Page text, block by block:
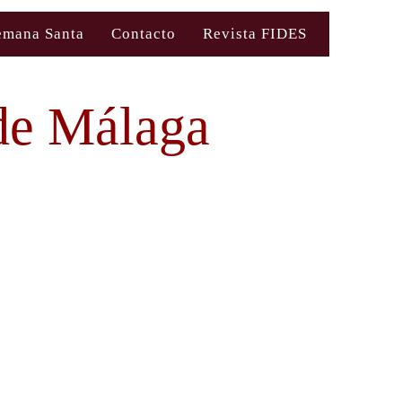
Santa Contacto Revista FIDES
Málaga